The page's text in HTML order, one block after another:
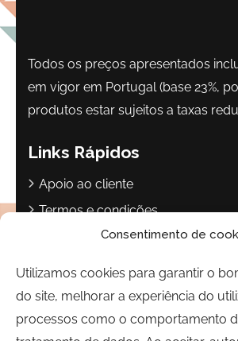
Consentimento de
Utilizamos cookies para garantir o
do site, melhorar a experiência do
processos como o comportamento
Todos os preços apresentados
em vigor em Portugal (base 23%,
produtos estar sujeitos a taxas
Links Rápidos
Apoio ao cliente
Termos e condições
Política de privacidade
Contactos
Largo Sebastião Martins Mestre